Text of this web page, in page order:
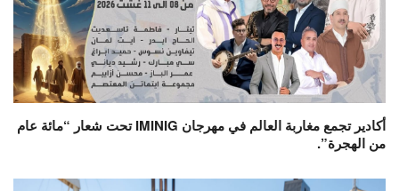
أكادير تجمع مغاربة العالم في مهرجان IMINIG تحت شعار “مائة عام
من الهجرة”.